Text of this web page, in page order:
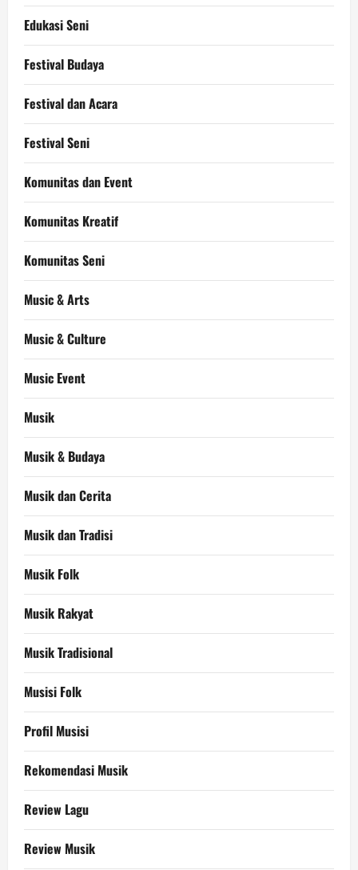
Edukasi Seni
Festival Budaya
Festival dan Acara
Festival Seni
Komunitas dan Event
Komunitas Kreatif
Komunitas Seni
Music & Arts
Music & Culture
Music Event
Musik
Musik & Budaya
Musik dan Cerita
Musik dan Tradisi
Musik Folk
Musik Rakyat
Musik Tradisional
Musisi Folk
Profil Musisi
Rekomendasi Musik
Review Lagu
Review Musik